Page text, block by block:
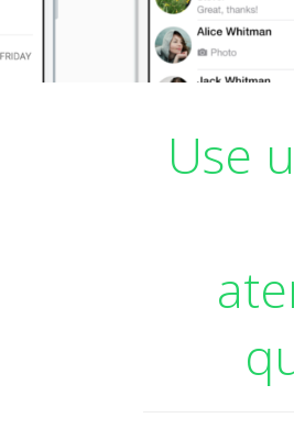
Use